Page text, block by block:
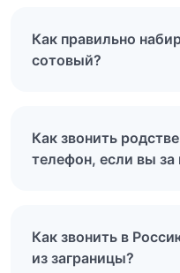
Как правильно
сотовый?
Как звонить
телефон, если вы за
Как звонить в
из заграницы?